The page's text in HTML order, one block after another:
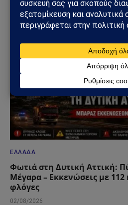
05/08/2026
ΕΛΛΆΔΑ
Φωτιά στη Δυτική Αττική:
Μέγαρα – Εκκενώσεις με 112
φλόγες
02/08/2026